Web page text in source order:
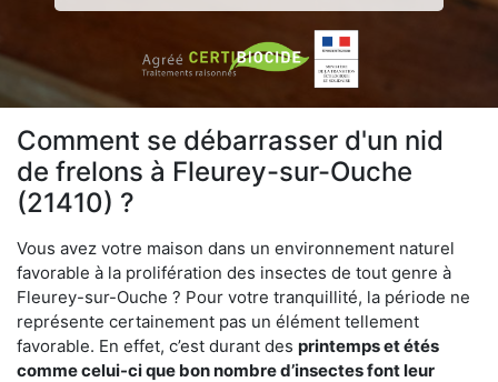
Comment se débarrasser d'un nid
de frelons à Fleurey-sur-Ouche
(21410) ?
Vous avez votre maison dans un environnement naturel
favorable à la prolifération des insectes de tout genre à
Fleurey-sur-Ouche ? Pour votre tranquillité, la période ne
représente certainement pas un élément tellement
favorable. En effet, c’est durant des printemps et étés
comme celui-ci que bon nombre d’insectes font leur